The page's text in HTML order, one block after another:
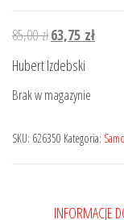
85,00złPierwotna
cena
85,00 zł.
63,75 złAktualna
Hubert Izdebski
Brak w magazynie
SKU: 626350 Kategoria:
INFORMACJE